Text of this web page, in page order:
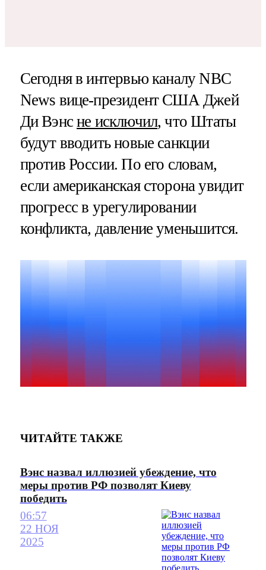
Сегодня в интервью каналу NBC
News вице-президент США Джей
Ди Вэнсне исключил, что Штаты
будут вводить новые санкции
против России. По его словам,
если американская сторона увидит
прогресс в урегулировании
конфликта, давление уменьшится.
ЧИТАЙТЕ ТАКЖЕ
Вэнс назвал иллюзией убеждение, что
меры против РФ позволят Киеву
победить
06:57
22 НОЯ
2025